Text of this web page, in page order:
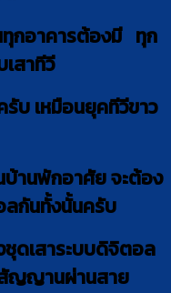
กอาคารต้องมี ทุก
สาทีวี
บ เหมือนยุคทีวีขาว
านพักอาศัย จะต้อง
ลกันทั้งนั้นครับ
ดเสาระบบดิจิตอล
สัญญานผ่านสาย